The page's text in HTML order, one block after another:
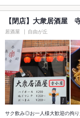
【閉店】大衆居酒屋
居酒屋 自由が丘
サク飲み◎お一人様大歓迎の拘